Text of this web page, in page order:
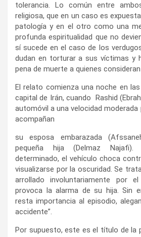
tolerancia. Lo común entre
religiosa, que en un caso es
patología y en el otro como una
profunda espiritualidad que no
sí sucede en el caso de los
dudan en torturar a sus víctimas y
pena de muerte a quienes
El relato comienza una noche en
capital de Irán, cuando Rashid
automóvil a una velocidad
acompañan
su esposa embarazada
pequeña hija (Delmaz
determinado, el vehículo choca
visualizarse por la oscuridad. Se
arrollado involuntariamente por
provoca la alarma de su hija. Sin
resta importancia al episodio,
accidente”.
Por supuesto, este es el título de la